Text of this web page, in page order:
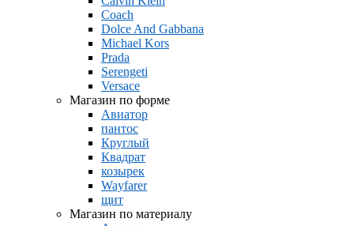
Coach
Dolce And Gabbana
Michael Kors
Prada
Serengeti
Versace
Магазин по форме
Авиатор
пантос
Круглый
Квадрат
козырек
Wayfarer
щит
Магазин по материалу